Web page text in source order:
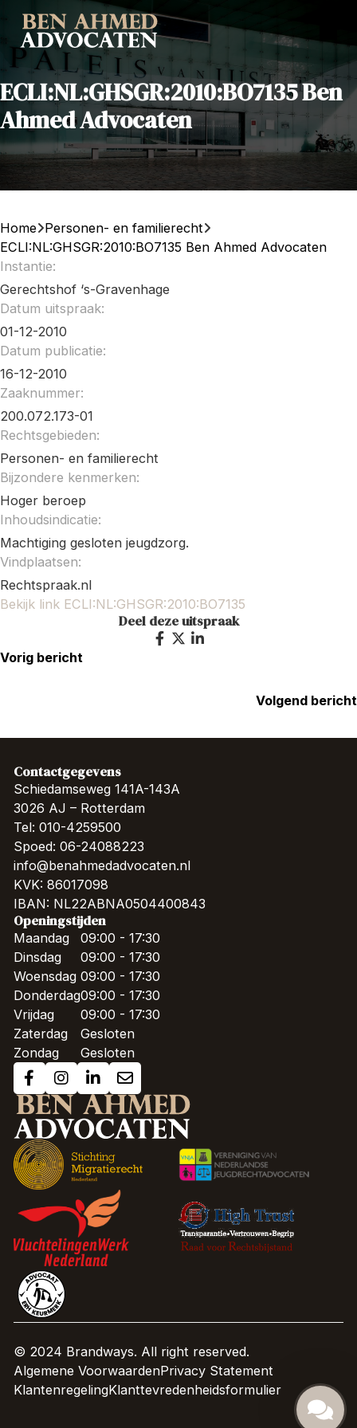
ECLI:NL:GHSGR:2010:BO7135 Ben
Ahmed Advocaten
Home Personen- en familierecht
ECLI:NL:GHSGR:2010:BO7135 Ben Ahmed Advocaten
Instantie:
Gerechtshof ‘s-Gravenhage
Datum uitspraak:
01-12-2010
Datum publicatie:
16-12-2010
Zaaknummer:
200.072.173-01
Rechtsgebieden:
Personen- en familierecht
Bijzondere kenmerken:
Hoger beroep
Inhoudsindicatie:
Machtiging gesloten jeugdzorg.
Vindplaatsen:
Rechtspraak.nl
Bekijk link ECLI:NL:GHSGR:2010:BO7135
Deel deze uitspraak
Vorig bericht
Volgend bericht
Contactgegevens
Schiedamseweg 141A-143A
3026 AJ – Rotterdam
Tel: 010-4259500
Spoed: 06-24088223
info@benahmedadvocaten.nl
KVK: 86017098
IBAN: NL22ABNA0504400843
Openingstijden
Maandag
Dinsdag
Woensdag
Donderdag
Vrijdag
Zaterdag
Zondag
09:00 - 17:30
09:00 - 17:30
09:00 - 17:30
09:00 - 17:30
09:00 - 17:30
Gesloten
Gesloten
© 2024 Brandways. All right reserved.
Algemene VoorwaardenPrivacy Statement
KlantenregelingKlanttevredenheidsformulier